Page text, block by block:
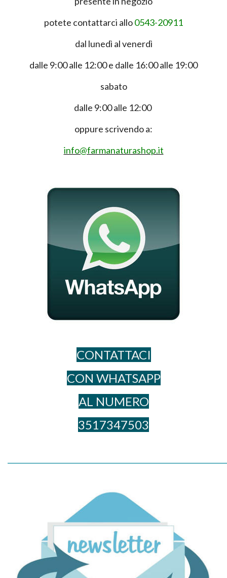
potete contattarci allo0543-20911
dal lunedì al venerdì
dalle 9:00 alle 12:00 e dalle 16:00 alle 19:00
sabato
dalle 9:00 alle 12:00
oppure scrivendo a:
info@farmanaturashop.it
CONTATTACI
CON WHATSAPP
AL NUME​RO
3517347503